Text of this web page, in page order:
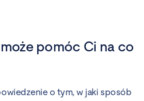
pomóc Ci na co
o tym, w jaki sposób